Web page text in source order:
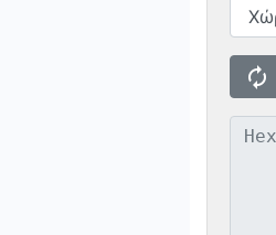
autorenew